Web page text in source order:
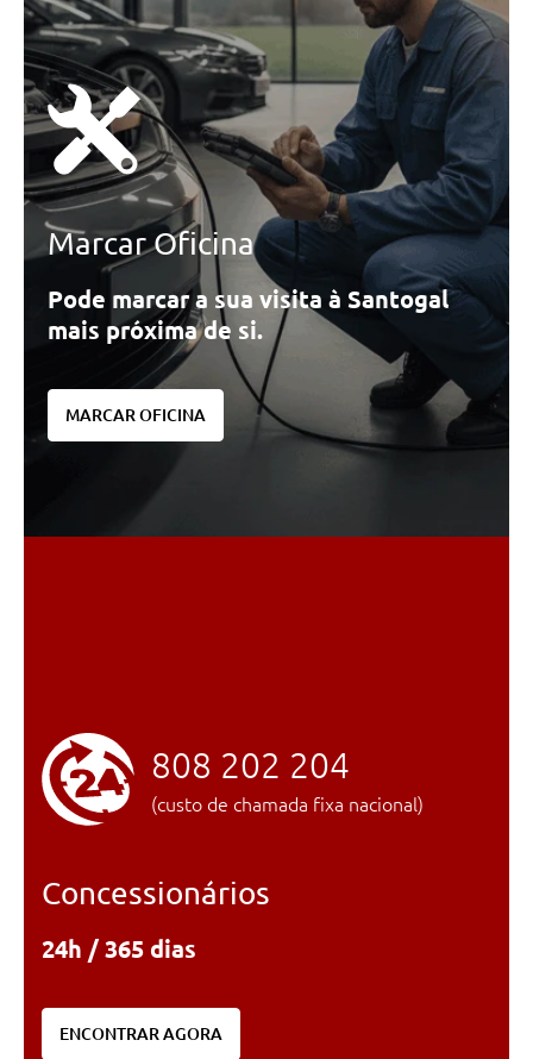
Marcar Oficina
Pode marcar a sua visita à Santogal
mais próxima de si.
MARCAR OFICINA
808 202 204
(custo de chamada fixa nacional)
Concessionários
24h / 365 dias
ENCONTRAR AGORA